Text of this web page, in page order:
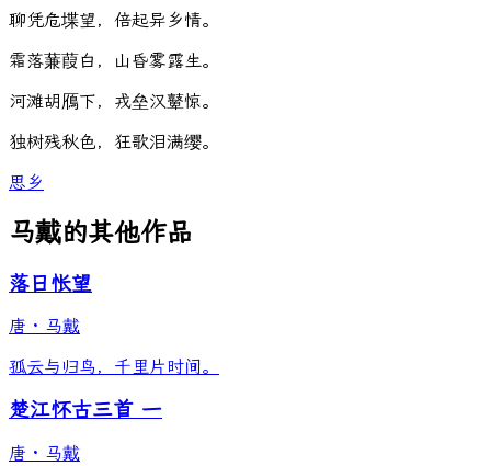
聊凭危堞望 ， 倍起异 乡情。
霜落蒹葭白 ， 山昏雾露生。
河滩胡鴈下， 戎垒汉鼙惊。
独树残秋色， 狂歌泪满缨。
思乡
马戴的其他作品
落日怅望
唐 · 马戴
孤云与归鸟，千里片时间。
楚江怀古三首 一
唐 · 马戴